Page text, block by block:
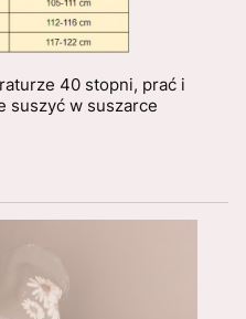
40 stopni, prać i
suszyć w suszarce